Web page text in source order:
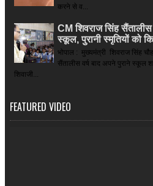
करने से व...
CM शिवराज सिंह सैंतालीस
स्कूल, पुरानी स्मृतियों को
भोपाल : मुख्यमंत्री शिवराज सिंह
सैंतालीस वर्ष बाद अपने पुराने स्कूल
शिवाजी...
FEATURED VIDEO